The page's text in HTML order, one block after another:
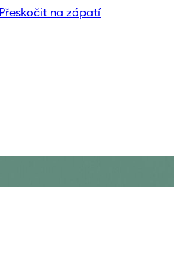
Přeskočit na zápatí